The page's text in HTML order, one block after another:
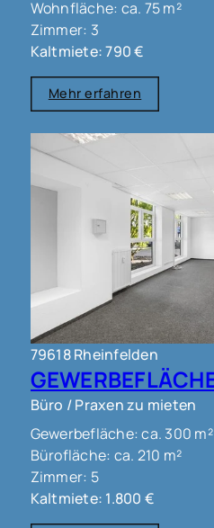
Wohnfläche: ca. 75 m²
Zimmer: 3
Kaltmiete: 790 €
Mehr erfahren
79618 Rheinfelden
Büro / Praxen zu mieten
Gewerbefläche: ca. 300 m²
Bürofläche: ca. 210 m²
Zimmer: 5
Kaltmiete: 1.800 €